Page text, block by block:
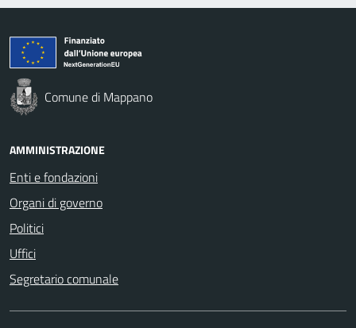
Comune di Mappano
AMMINISTRAZIONE
Enti e fondazioni
Organi di governo
Politici
Uffici
Segretario comunale